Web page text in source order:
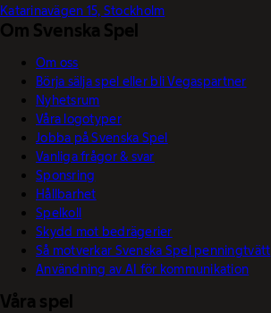
Katarinavägen 15, Stockholm
Om Svenska Spel
Om oss
Börja sälja spel eller bli Vegaspartner
Nyhetsrum
Våra logotyper
Jobba på Svenska Spel
Vanliga frågor & svar
Sponsring
Hållbarhet
Spelkoll
Skydd mot bedrägerier
Så motverkar Svenska Spel penningtvätt
Användning av AI för kommunikation
Våra spel